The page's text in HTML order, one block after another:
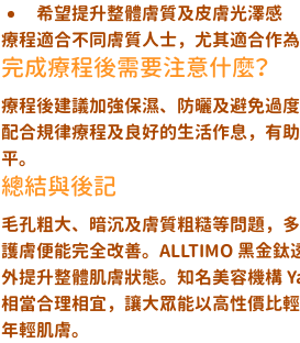
希望提升整體膚質及皮膚光澤感
療程適合不同膚質人士，尤其適合作
完成療程後需要注意什麼？
療程後建議加強保濕、防曬及避免過
配合規律療程及良好的生活作息，有
平。
總結與後記
毛孔粗大、暗沉及膚質粗糙等問題，
護膚便能完全改善。ALLTIMO 黑金
外提升整體肌膚狀態。知名美容機構
相當合理相宜，讓大眾能以高性價比
年輕肌膚。